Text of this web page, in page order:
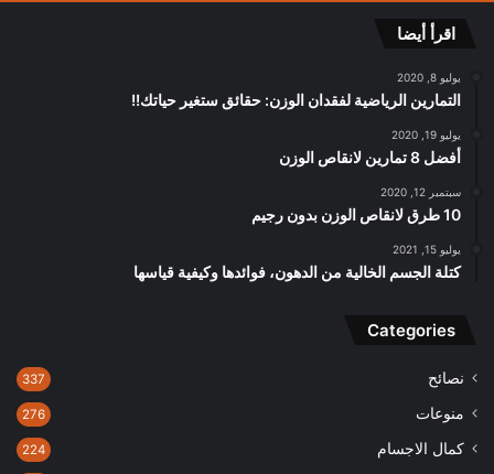
اقرأ أيضا
يوليو 8, 2020
التمارين الرياضية لفقدان الوزن: حقائق ستغير حياتك!!
يوليو 19, 2020
أفضل 8 تمارين لانقاص الوزن
سبتمبر 12, 2020
10 طرق لانقاص الوزن بدون رجيم
يوليو 15, 2021
كتلة الجسم الخالية من الدهون، فوائدها وكيفية قياسها
Categories
نصائح 337
منوعات 276
كمال الاجسام 224